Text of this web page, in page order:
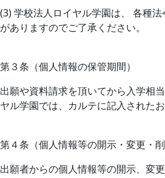
(3) 学校法人ロイヤル学園は、 各種
がありますのでご了承ください。
第３条（個人情報の保管期間）
出願や資料請求を頂いてから入学相
ヤル学園では、カルテに記入された
第４条（個人情報等の開示・変更・削
出願者からの個人情報等の開示、変